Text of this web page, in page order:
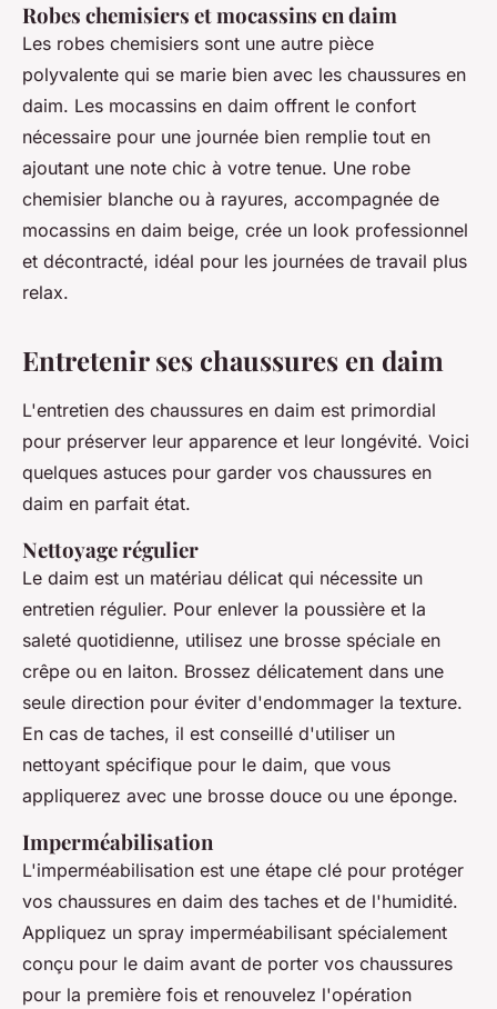
Robes chemisiers et mocassins en daim
Les robes chemisiers sont une autre pièce
polyvalente qui se marie bien avec les chaussures en
daim. Les mocassins en daim offrent le confort
nécessaire pour une journée bien remplie tout en
ajoutant une note chic à votre tenue. Une robe
chemisier blanche ou à rayures, accompagnée de
mocassins en daim beige, crée un look professionnel
et décontracté, idéal pour les journées de travail plus
relax.
Entretenir ses chaussures en daim
L'entretien des chaussures en daim est primordial
pour préserver leur apparence et leur longévité. Voici
quelques astuces pour garder vos chaussures en
daim en parfait état.
Nettoyage régulier
Le daim est un matériau délicat qui nécessite un
entretien régulier. Pour enlever la poussière et la
saleté quotidienne, utilisez une brosse spéciale en
crêpe ou en laiton. Brossez délicatement dans une
seule direction pour éviter d'endommager la texture.
En cas de taches, il est conseillé d'utiliser un
nettoyant spécifique pour le daim, que vous
appliquerez avec une brosse douce ou une éponge.
Imperméabilisation
L'imperméabilisation est une étape clé pour protéger
vos chaussures en daim des taches et de l'humidité.
Appliquez un spray imperméabilisant spécialement
conçu pour le daim avant de porter vos chaussures
pour la première fois et renouvelez l'opération